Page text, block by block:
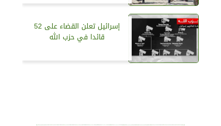
إسرائيل تعلن القضاء على 52
قائدا في حزب الله